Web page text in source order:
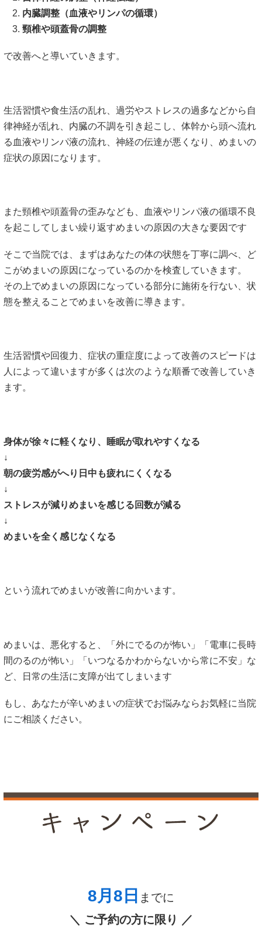
内臓調整（血液やリンパの循環）
頸椎や頭蓋骨の調整
で改善へと導いていきます。
生活習慣や食生活の乱れ、過労やストレスの過多などから自
律神経が乱れ、内臓の不調を引き起こし、体幹から頭へ流れ
る血液やリンパ液の流れ、神経の伝達が悪くなり、めまいの
症状の原因になります。
また頸椎や頭蓋骨の歪みなども、血液やリンパ液の循環不良
を起こしてしまい繰り返すめまいの原因の大きな要因です
そこで当院では、まずはあなたの体の状態を丁寧に調べ、ど
こがめまいの原因になっているのかを検査していきます。
その上でめまいの原因になっている部分に施術を行ない、状
態を整えることでめまいを改善に導きます。
生活習慣や回復力、症状の重症度によって改善のスピードは
人によって違いますが多くは次のような順番で改善していき
ます。
身体が徐々に軽くなり、睡眠が取れやすくなる
↓
朝の疲労感がへり日中も疲れにくくなる
↓
ストレスが減りめまいを感じる回数が減る
↓
めまいを全く感じなくなる
という流れでめまいが改善に向かいます。
めまいは、悪化すると、「外にでるのが怖い」「電車に長時
間のるのが怖い」「いつなるかわからないから常に不安」な
ど、日常の生活に支障が出てしまいます
もし、あなたが辛いめまいの症状でお悩みならお気軽に当院
にご相談ください。
8月8 日 までに
＼ ご予約の方に限り ／